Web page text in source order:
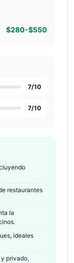
$280-$550
7/10
7/10
restaurantes
la
ideales
privado,